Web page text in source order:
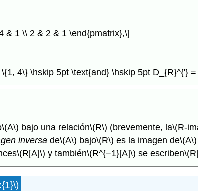
& 1 \\ 2 & 2 & 1 \end{pmatrix},\]
4\} \hskip 5pt \text{and} \hskip 5pt D_{R}^{'}
\(A\) bajo una relación\(R\) (brevemente, la\(R-
inversa de\(A\) bajo\(R\) es la imagen de\(A\)
\(R[A]\) y también\(R^{−1}[A]\) se escriben